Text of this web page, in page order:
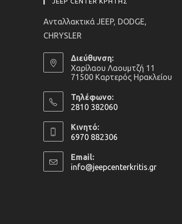
Ανταλλακτικά JEEP, DODGE,
CHRYSLER
Διεύθυνση:
Χαρίλαου Λαουμτζή 11
71500 Καρτερός Ηρακλείου
Τηλέφωνο:
2810 382060
in
your
application
Κινητό:
6970 882306
in
your
Email:
info@jeepcenterkritis.grOpens